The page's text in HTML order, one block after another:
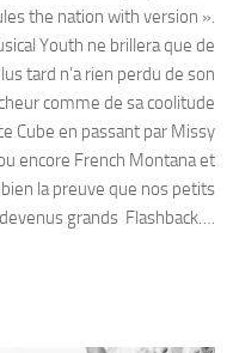
the nation with version ».
Youth ne brillera que de
tard n’a rien perdu de son
comme de sa coolitude
Cube en passant par Missy
encore French Montana et
la preuve que nos petits
grands Flashback….